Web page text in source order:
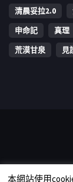
清晨妥拉2.0
申命記
真理
荒漠甘泉
見
本網站使用